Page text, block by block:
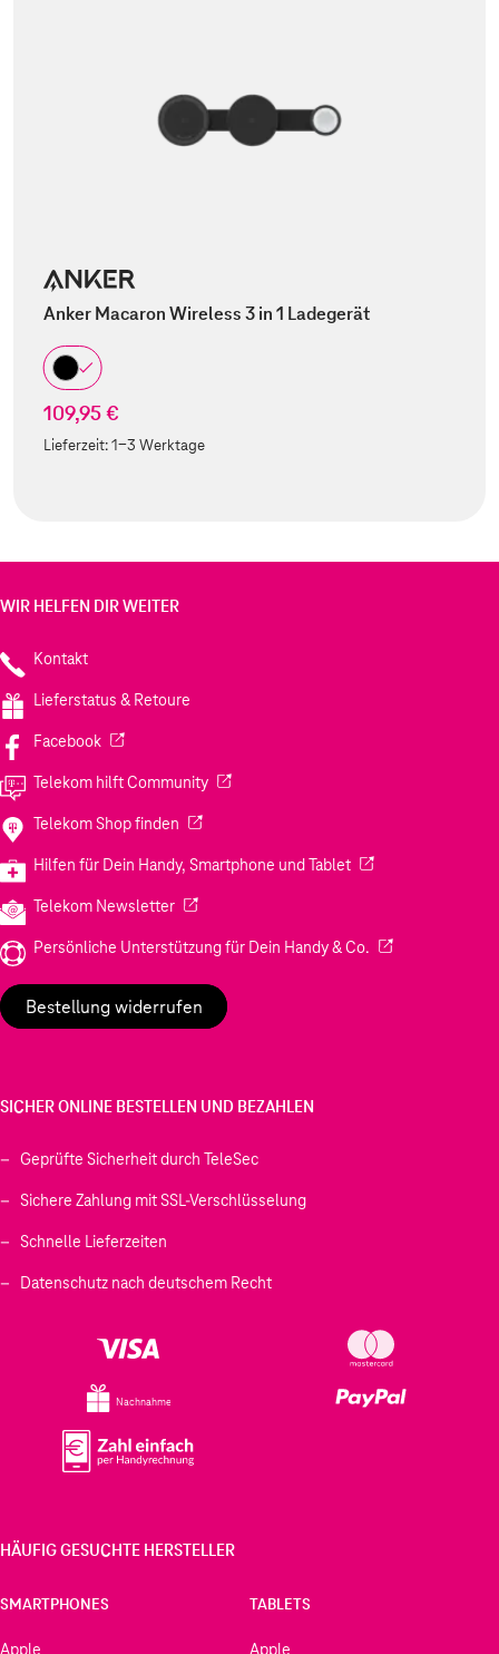
Anker Macaron Wireless 3 in 1 Ladegerät
109,95 €
Lieferzeit:1-3 Werktage
WIR HELFEN DIR WEITER
Kontakt
Lieferstatus & Retoure
Facebook(Wird in einem neuen Tab geöffnet)
Telekom hilft Community(Wird in einem neuen Tab geöffnet)
Telekom Shop finden (Wird in einem neuen Tab geöffnet)
Hilfen für Dein Handy, Smartphone und Tablet(Wird in einem
Telekom Newsletter(Wird in einem neuen Tab geöffnet)
Persönliche Unterstützung für Dein Handy & Co. (Wird in einem
Bestellung widerrufen
SICHER ONLINE BESTELLEN UND BEZAHLEN
Geprüfte Sicherheit durch TeleSec
Sichere Zahlung mit SSL-Verschlüsselung
Schnelle Lieferzeiten
Datenschutz nach deutschem Recht
Nachnahme
HÄUFIG GESUCHTE HERSTELLER
SMARTPHONES
Apple
TABLETS
Apple